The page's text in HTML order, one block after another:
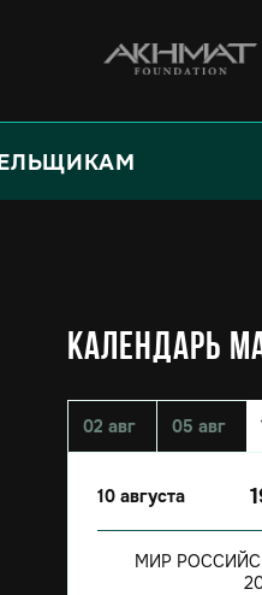
КАЛЕНДАРЬ
02 авг 05 авг
10 августа
МИР